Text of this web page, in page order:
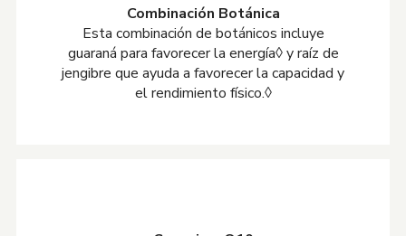
Combinación Botánica
Esta combinación de botánicos incluye
guaraná para favorecer la energía◊ y raíz de
jengibre que ayuda a favorecer la capacidad y
el rendimiento físico.◊